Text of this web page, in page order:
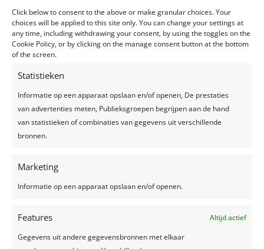
Click below to consent to the above or make granular choices. Your
choices will be applied to this site only. You can change your settings at
any time, including withdrawing your consent, by using the toggles on the
Cookie Policy, or by clicking on the manage consent button at the bottom
of the screen.
Statistieken
Informatie op een apparaat opslaan en/of openen, De prestaties
van advertenties meten, Publieksgroepen begrijpen aan de hand
van statistieken of combinaties van gegevens uit verschillende
bronnen.
Marketing
Informatie op een apparaat opslaan en/of openen.
Features
Altijd actief
Gegevens uit andere gegevensbronnen met elkaar
doorliesbet
Je bent druk in de weer met je feest tot in de puntjes
de gasten, de dansvloer staat klaar, eventueel een
live performance voor je gasten, noem maar op.